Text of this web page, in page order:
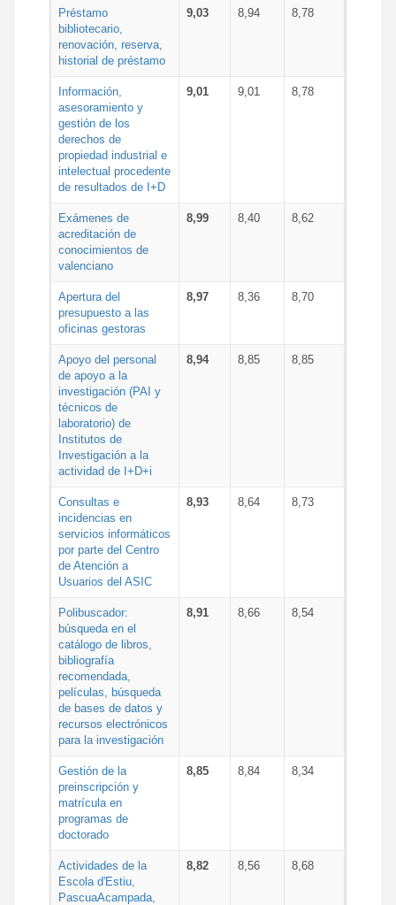
Préstamo
bibliotecario,
renovación, reserva,
historial de préstamo
9,03 8,94 8,78
Información,
asesoramiento y
gestión de los
derechos de
propiedad industrial e
intelectual procedente
de resultados de I+D
9,01 9,01 8,78
Exámenes de
acreditación de
conocimientos de
valenciano
8,99 8,40 8,62
Apertura del
presupuesto a las
oficinas gestoras
8,97 8,36 8,70
Apoyo del personal
de apoyo a la
investigación (PAI y
técnicos de
laboratorio) de
Institutos de
Investigación a la
actividad de I+D+i
8,94 8,85 8,85
Consultas e
incidencias en
servicios informáticos
por parte del Centro
de Atención a
Usuarios del ASIC
8,93 8,64 8,73
Polibuscador:
búsqueda en el
catálogo de libros,
bibliografía
recomendada,
películas, búsqueda
de bases de datos y
recursos electrónicos
para la investigación
8,91 8,66 8,54
Gestión de la
preinscripción y
matrícula en
programas de
doctorado
8,85 8,84 8,34
Actividades de la
Escola d'Estiu,
PascuaAcampada,
8,82 8,56 8,68